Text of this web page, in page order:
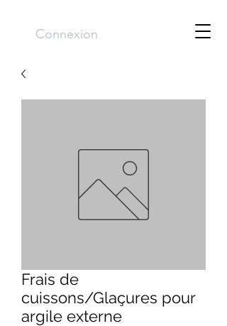
Connexion
Frais de
cuissons/Glaçures pour
argile externe